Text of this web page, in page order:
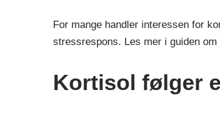
For mange handler interessen for
stressrespons. Les mer i guiden om
Kortisol følger